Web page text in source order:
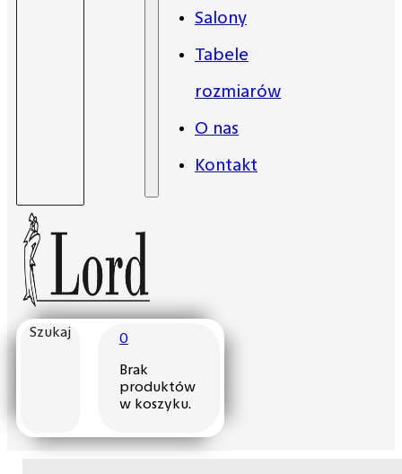
Salony
Tabele
rozmiarów
O nas
Kontakt
Szukaj
0
Brak
produktów
w koszyku.